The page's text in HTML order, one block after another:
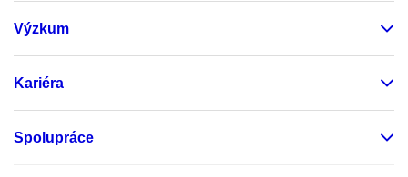
Výzkum
Kariéra
Spolupráce